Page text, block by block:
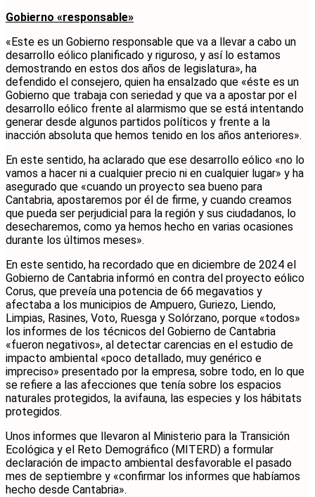
Gobierno «responsable»
«Este es un Gobierno responsable que va a llevar a cabo un
desarrollo eólico planificado y riguroso, y así lo estamos
demostrando en estos dos años de legislatura», ha
defendido el consejero, quien ha ensalzado que «éste es un
Gobierno que trabaja con seriedad y que va a apostar por el
desarrollo eólico frente al alarmismo que se está intentando
generar desde algunos partidos políticos y frente a la
inacción absoluta que hemos tenido en los años anteriores».
En este sentido, ha aclarado que ese desarrollo eólico «no lo
vamos a hacer ni a cualquier precio ni en cualquier lugar» y ha
asegurado que «cuando un proyecto sea bueno para
Cantabria, apostaremos por él de firme, y cuando creamos
que pueda ser perjudicial para la región y sus ciudadanos, lo
desecharemos, como ya hemos hecho en varias ocasiones
durante los últimos meses».
En este sentido, ha recordado que en diciembre de 2024 el
Gobierno de Cantabria informó en contra del proyecto eólico
Corus, que preveía una potencia de 66 megavatios y
afectaba a los municipios de Ampuero, Guriezo, Liendo,
Limpias, Rasines, Voto, Ruesga y Solórzano, porque «todos»
los informes de los técnicos del Gobierno de Cantabria
«fueron negativos», al detectar carencias en el estudio de
impacto ambiental «poco detallado, muy genérico e
impreciso» presentado por la empresa, sobre todo, en lo que
se refiere a las afecciones que tenía sobre los espacios
naturales protegidos, la avifauna, las especies y los hábitats
protegidos.
Unos informes que llevaron al Ministerio para la Transición
Ecológica y el Reto Demográfico (MITERD) a formular
declaración de impacto ambiental desfavorable el pasado
mes de septiembre y «confirmar los informes que habíamos
hecho desde Cantabria».